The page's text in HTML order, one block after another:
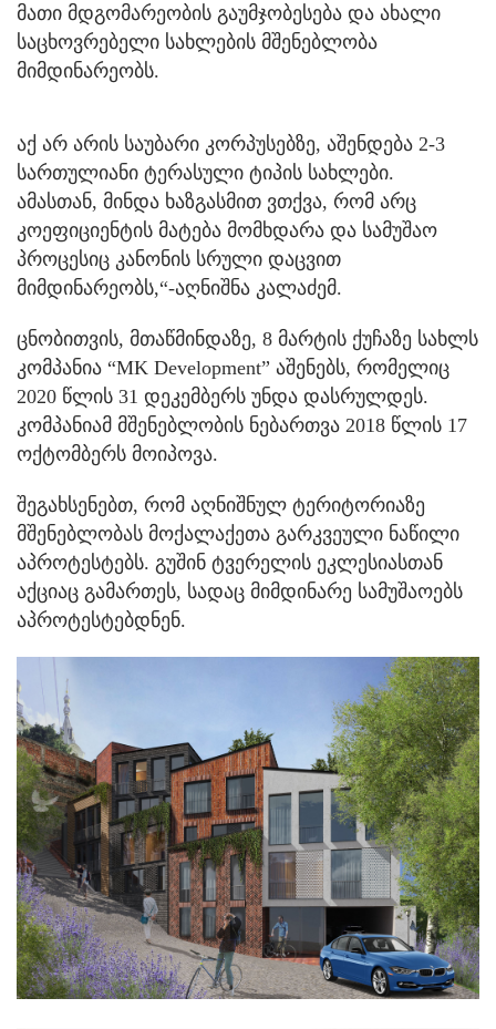
მათი მდგომარეობის გაუმჯობესება და ახალი
საცხოვრებელი სახლების მშენებლობა
მიმდინარეობს.
აქ არ არის საუბარი კორპუსებზე, აშენდება 2-3
სართულიანი ტერასული ტიპის სახლები.
ამასთან, მინდა ხაზგასმით ვთქვა, რომ არც
კოეფიციენტის მატება მომხდარა და სამუშაო
პროცესიც კანონის სრული დაცვით
მიმდინარეობს,“-აღნიშნა კალაძემ.
ცნობითვის, მთაწმინდაზე, 8 მარტის ქუჩაზე სახლს
კომპანია “MK Development” აშენებს, რომელიც
2020 წლის 31 დეკემბერს უნდა დასრულდეს.
კომპანიამ მშენებლობის ნებართვა 2018 წლის 17
ოქტომბერს მოიპოვა.
შეგახსენებთ, რომ აღნიშნულ ტერიტორიაზე
მშენებლობას მოქალაქეთა გარკვეული ნაწილი
აპროტესტებს. გუშინ ტვერელის ეკლესიასთან
აქციაც გამართეს, სადაც მიმდინარე სამუშაოებს
აპროტესტებდნენ.